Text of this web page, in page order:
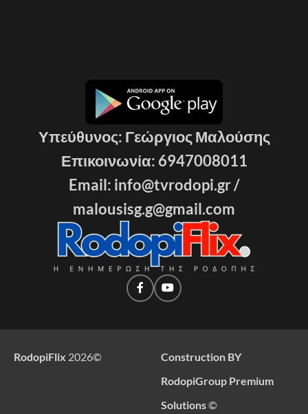
Υπεύθυνος: Γεώργιος Μαλούσης
Επικοινωνία: 6947008011
Email: info@tvrodopi.gr /
malousisg.g@gmail.com
RodopiFlix 2026©
Construction BY
RodopiGroup Premium
Solutions©